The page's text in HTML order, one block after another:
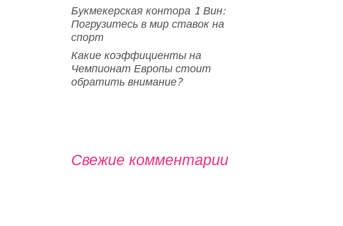
Букмекерская контора 1 Вин:
Погрузитесь в мир ставок на
спорт
Какие коэффициенты на
Чемпионат Европы стоит
обратить внимание?
Свежие комментарии